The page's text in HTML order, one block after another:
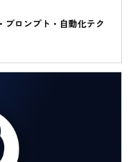
ロンプト・自動化テク